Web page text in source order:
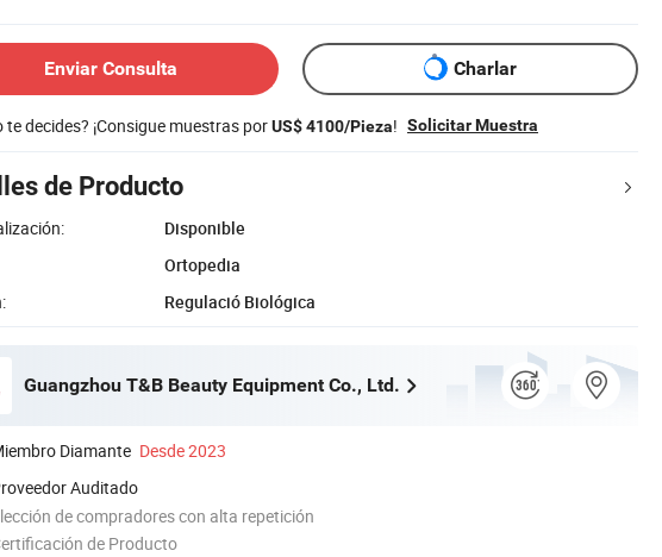
Enviar Consulta Charlar
te decides? ¡Consigue muestras porUS$ 4100/Pieza! Solicitar Muestra
de Producto
Disponible
Ortopedia
Regulació Biológica
Guangzhou T&B Beauty Equipment Co., Ltd.
Diamante Desde 2023
Auditado
de compradores con alta repetición
de Producto